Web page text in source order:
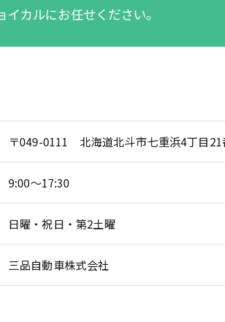
イカルにお任せください。
〒049-0111 北海道北斗市七重浜4丁目21
9:00～17:30
日曜・祝日・第2土曜
三品自動車株式会社